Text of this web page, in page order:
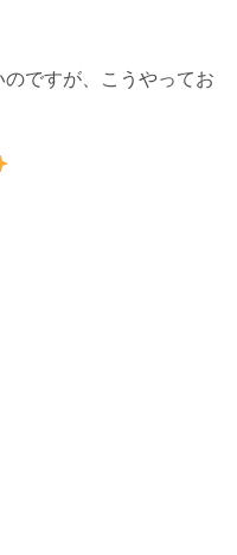
ですが、こうやってお